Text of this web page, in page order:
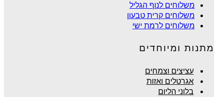
משלוחים לנוף הגליל
משלוחים קרית טבעון
משלוחים לרמת ישי
מתנות ומיוחדים
עציצים וצמחים
אגרטלים ואזות
בלוני הליום